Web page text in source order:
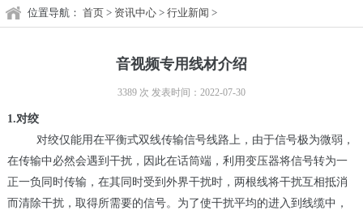
位置导航： 首页 > 资讯中心 > 行业新闻 >
音视频专用线材介绍
3389 次 发表时间：2022-07-30
1.对绞
对绞仅能用在平衡式双线传输信号线路上，由于信号极为微弱，
在传输中必然会遇到干扰，因此在话筒端，利用变压器将信号转为一
正一负同时传输，在其同时受到外界干扰时，两根线将干扰互相抵消
而清除干扰，取得所需要的信号。为了使干扰平均的进入到线缆中，